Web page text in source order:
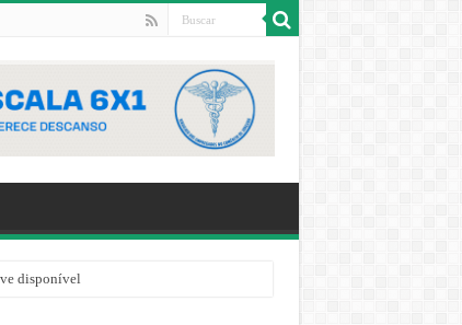
disponível